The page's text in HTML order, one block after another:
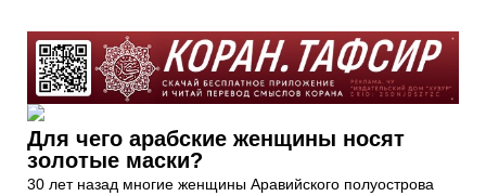
Для чего арабские женщины носят
золотые маски?
30 лет назад многие женщины Аравийского полуострова